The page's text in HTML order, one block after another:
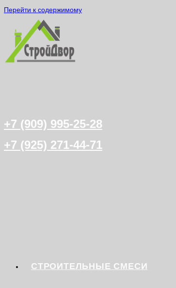
Перейти к содержимому
+7 (909) 995-25-28
+7 (925) 271-44-71
СТРОИТЕЛЬНЫЕ СМЕСИ